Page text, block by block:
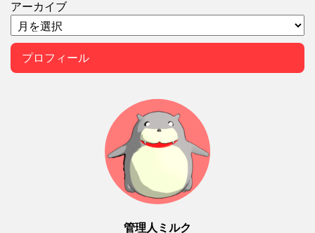
アーカイブ
プロフィール
管理人ミルク